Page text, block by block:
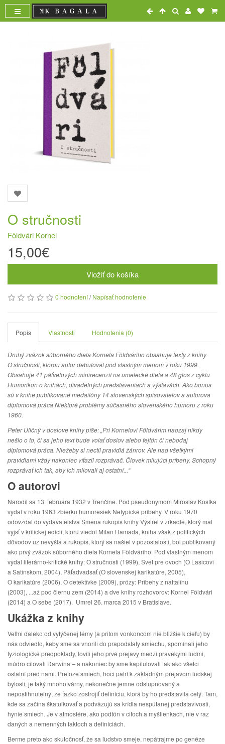
O stručnosti
Földvári Kornel
15,00€
Vložiť do košíka
0 hodnotení/Napísať hodnotenie
Popis Vlastnosti Hodnotenia (0)
Druhý zväzok súborného diela Kornela Földváriho obsahuje texty z knihy
O stručnosti, ktorou autor debutoval pod vlastným menom v roku 1999.
Obsahuje 41 päťvetových minirecenzií na umelecké diela a 48 glos z cyklu
Humorikon o knihách, divadelných predstaveniach a výstavách. Ako bonus
sú v knihe publikované medailóny 14 slovenských spisovateľov a autorova
diplomová práca Niektoré problémy súčasného slovenského humoru z roku
1960.
Peter Uličný v doslove knihy píše: „Pri Kornelovi Földvárim naozaj nikdy
nešlo o to, či sa jeho text bude volať doslov alebo fejtón či nebodaj
diplomová práca. Niežeby si nectil pravidlá žánrov. Ale nad všetkými
pravidlami vždy nakoniec víťazil rozprávač. Človek milujúci príbehy. Schopný
rozprávať ich tak, aby ich milovali aj ostatní...“
O autorovi
Narodil sa 13. februára 1932 v Trenčíne. Pod pseudonymom Miroslav Kostka
vydal v roku 1963 zbierku humoresiek Netypické príbehy. V roku 1970
odovzdal do vydavateľstva Smena rukopis knihy Výstrel v zrkadle, ktorý mal
vyjsť v kritickej edícii, ktorú viedol Milan Hamada, kniha však z politických
dôvodov už nevyšla a rukopis, ktorý sa našiel v pozostalosti, bol publikovaný
ako prvý zväzok súborného diela Kornela Földváriho. Pod vlastným menom
vydal literárno-kritické knihy: O stručnosti (1999), Svet pre dvoch (O Lasicovi
a Satinskom, 2004), Päťadvadsať (O slovenskej karikatúre, 2005),
O karikatúre (2006), O detektívke (2009), prózy: Príbehy z naftalínu
(2003), ...až pod čiernu zem (2014) a dve knihy rozhovorov: Kornel Földvári
(2014) a O sebe (2017). Umrel 26. marca 2015 v Bratislave.
Ukážka z knihy
Veľmi ďaleko od vytýčenej témy (a pritom vonkoncom nie bližšie k cieľu) by
nás odviedlo, keby sme sa vnorili do prapodstaty smiechu, spomínali jeho
fyziologické predpoklady, lovili jeho prvé prejavy medzi pravekými ľuďmi,
múdro citovali Darwina – a nakoniec by sme kapitulovali tak ako všetci
ostatní pred nami. Pretože smiech, hoci patrí k základným prejavom ľudskej
bytosti, je taký mnohotvárny, nekonečne jemne odstupňovaný a
nepostihnuteľný, že ťažko zostrojiť definíciu, ktorá by ho predstavila celý. Tam,
kde sa začína škatuľkovať a podväzujú sa krídla nespútanej predstavivosti,
hynie smiech. Je v atmosfére, ako podtón v citoch a myšlienkach, nie v raz
daných a nemenných faktoch a definíciách.
Berme preto ako skutočnosť, že sa ľudstvo smeje, nepátrajme po genéze